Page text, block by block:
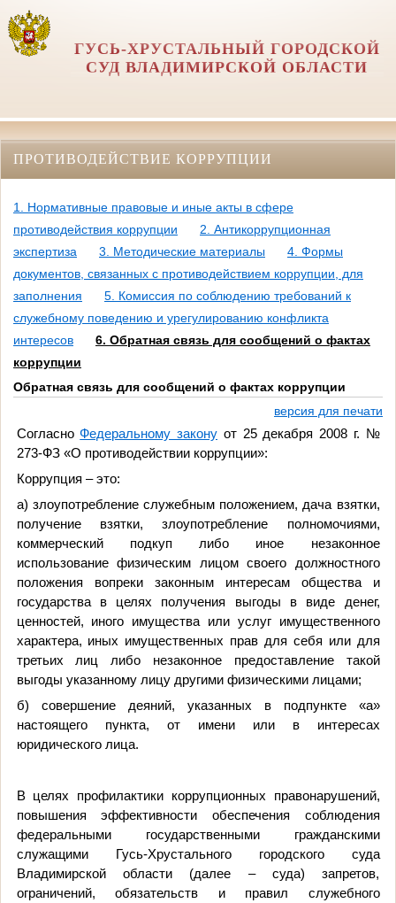
ГУСЬ-ХРУСТАЛЬНЫЙ ГОРОДСКОЙ
СУД ВЛАДИМИРСКОЙ ОБЛАСТИ
ПРОТИВОДЕЙСТВИЕ КОРРУПЦИИ
1. Нормативные правовые и иные акты в сфере
противодействия коррупции
2. Антикоррупционная
экспертиза
3. Методические материалы
4. Формы
документов, связанных с противодействием коррупции, для
заполнения
5. Комиссия по соблюдению требований к
служебному поведению и урегулированию конфликта
интересов
6. Обратная связь для сообщений о фактах
коррупции
Обратная связь для сообщений о фактах коррупции
версия для печати
СогласноФедеральному закону от 25 декабря 2008 г. №
273-ФЗ «О противодействии коррупции»:
Коррупция – это:
а) злоупотребление служебным положением, дача взятки,
получение взятки, злоупотребление полномочиями,
коммерческий подкуп либо иное незаконное
использование физическим лицом своего должностного
положения вопреки законным интересам общества и
государства в целях получения выгоды в виде денег,
ценностей, иного имущества или услуг имущественного
характера, иных имущественных прав для себя или для
третьих лиц либо незаконное предоставление такой
выгоды указанному лицу другими физическими лицами;
б) совершение деяний, указанных в подпункте «а»
настоящего пункта, от имени или в интересах
юридического лица.
В целях профилактики коррупционных правонарушений,
повышения эффективности обеспечения соблюдения
федеральными государственными гражданскими
служащими Гусь-Хрустального городского суда
Владимирской области (далее – суда) запретов,
ограничений, обязательств и правил служебного